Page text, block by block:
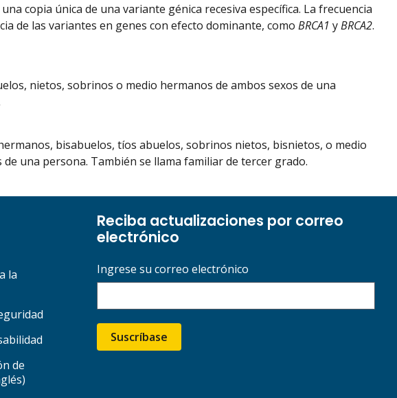
copia única de una variante génica recesiva específica. La frecuencia
de las variantes en genes con efecto dominante, como BRCA1 yBRCA2.
nietos, sobrinos o medio hermanos de ambos sexos de una
bisabuelos, tíos abuelos, sobrinos nietos, bisnietos, o medio
una persona. También se llama familiar de tercer grado.
la
de
Reciba actualizaciones por correo
electrónico
Ingrese su correo electrónico
Suscríbase